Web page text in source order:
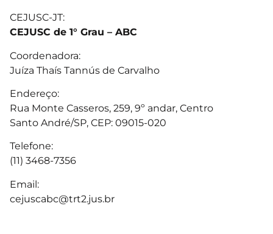
CEJUSC-JT:
CEJUSC de 1° Grau – ABC
Coordenadora:
Juíza Thaís Tannús de Carvalho
Endereço:
Rua Monte Casseros, 259, 9º andar, Centro
Santo André/SP, CEP: 09015-020
Telefone:
(11) 3468-7356
Email:
cejuscabc@trt2.jus.br